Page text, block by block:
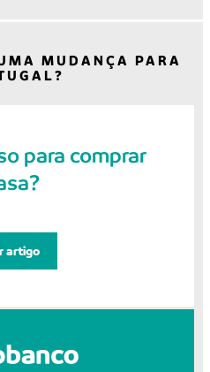
MUDANÇA PARA
para comprar
artigo